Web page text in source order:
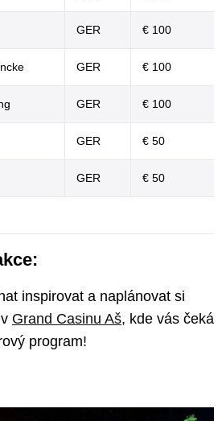
GER € 100
GER € 100
GER € 100
GER € 50
GER € 50
inspirovat a naplánovat si
Grand Casinu Aš, kde vás čeká
program!